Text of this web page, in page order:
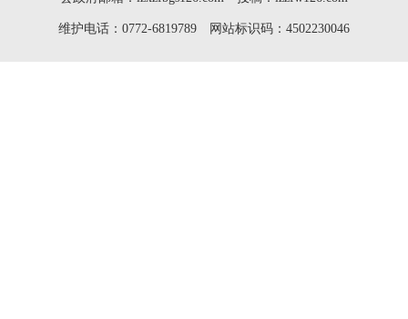
维护电话：0772-6819789 网站标识码：4502230046